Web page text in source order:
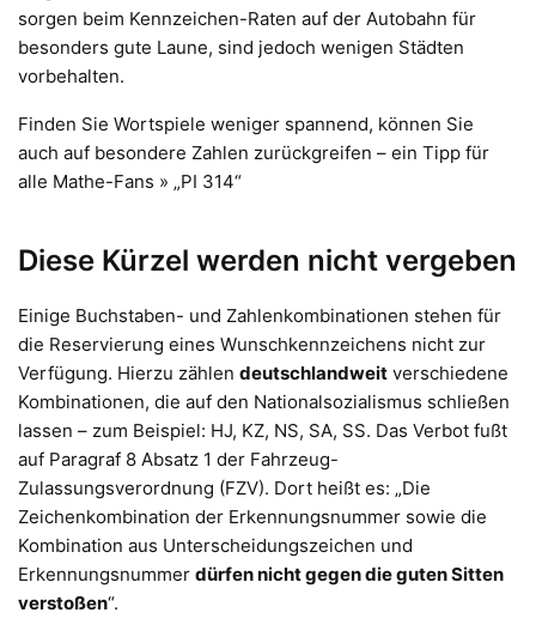
sorgen beim Kennzeichen-Raten auf der Autobahn für
besonders gute Laune, sind jedoch wenigen Städten
vorbehalten.
Finden Sie Wortspiele weniger spannend, können Sie
auch auf besondere Zahlen zurückgreifen – ein Tipp für
alle Mathe-Fans » „PI 314“
Diese Kürzel werden nicht vergeben
Einige Buchstaben- und Zahlenkombinationen stehen für
die Reservierung eines Wunschkennzeichens nicht zur
Verfügung. Hierzu zählen deutschlandweit verschiedene
Kombinationen, die auf den Nationalsozialismus schließen
lassen – zum Beispiel: HJ, KZ, NS, SA, SS. Das Verbot fußt
auf Paragraf 8 Absatz 1 der Fahrzeug-
Zulassungsverordnung (FZV). Dort heißt es: „Die
Zeichenkombination der Erkennungsnummer sowie die
Kombination aus Unterscheidungszeichen und
Erkennungsnummer dürfen nicht gegen die guten Sitten
verstoßen“.